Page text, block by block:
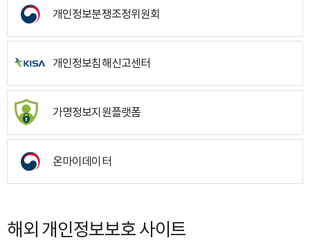
개인정보분쟁조정위원회
개인정보침해신고센터
가명정보지원플랫폼
온마이데이터
해외 개인정보보호 사이트